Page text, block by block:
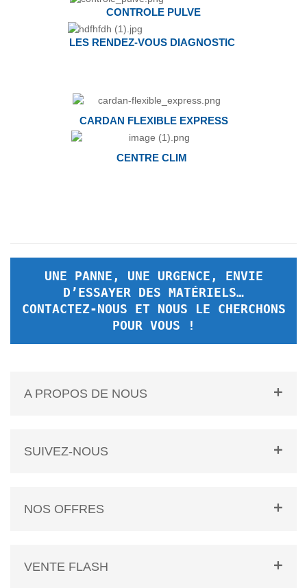
CONTROLE PULVE
LES RENDEZ-VOUS DIAGNOSTIC
CARDAN FLEXIBLE EXPRESS
CENTRE CLIM
UNE PANNE, UNE URGENCE, ENVIE
D’ESSAYER DES MATÉRIELS…
CONTACTEZ-NOUS ET NOUS LE CHERCHONS
POUR VOUS !
A PROPOS DE NOUS
SUIVEZ-NOUS
NOS OFFRES
VENTE FLASH